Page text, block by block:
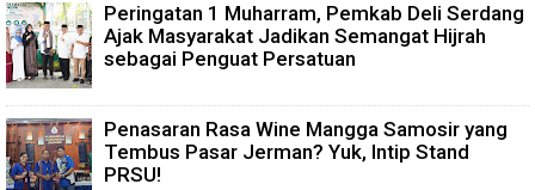
Peringatan 1 Muharram, Pemkab Deli Serdang
Ajak Masyarakat Jadikan Semangat Hijrah
sebagai Penguat Persatuan
Penasaran Rasa Wine Mangga Samosir yang
Tembus Pasar Jerman? Yuk, Intip Stand
PRSU!